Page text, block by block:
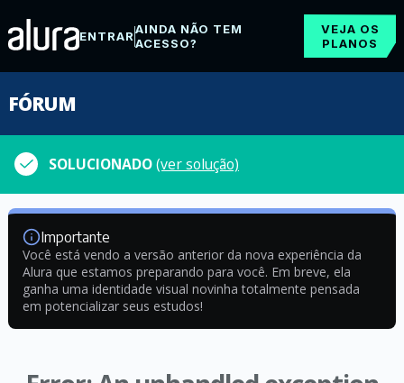
ENTRARAINDA NÃO TEM
ACESSO?
VEJA OS
PLANOS
FÓRUM
SOLUCIONADO(ver solução)
Importante
Você está vendo a versão anterior da nova experiência da
Alura que estamos preparando para você. Em breve, ela
ganha uma identidade visual novinha totalmente pensada
em potencializar seus estudos!